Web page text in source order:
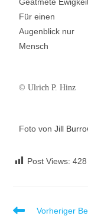
Für einen
Augenblick nur
Mensch
© Ulrich P. Hinz
Foto vonJill
Post Views: 428
Vorheriger